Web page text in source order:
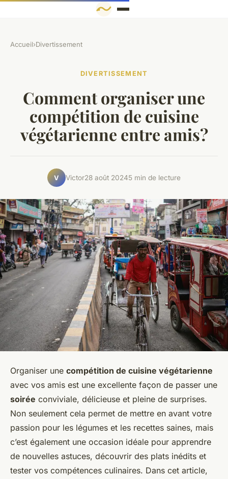
Accueil›Divertissement
DIVERTISSEMENT
Comment organiser une
compétition de cuisine
végétarienne entre amis?
V Victor28 août 20245 min de lecture
Organiser une compétition de cuisine végétarienne
avec vos amis est une excellente façon de passer une
soirée conviviale, délicieuse et pleine de surprises.
Non seulement cela permet de mettre en avant votre
passion pour les légumes et les recettes saines, mais
c’est également une occasion idéale pour apprendre
de nouvelles astuces, découvrir des plats inédits et
tester vos compétences culinaires. Dans cet article,